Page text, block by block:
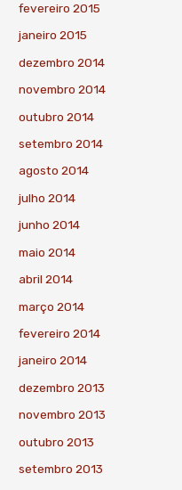
fevereiro 2015
janeiro 2015
dezembro 2014
novembro 2014
outubro 2014
setembro 2014
agosto 2014
julho 2014
junho 2014
maio 2014
abril 2014
março 2014
fevereiro 2014
janeiro 2014
dezembro 2013
novembro 2013
outubro 2013
setembro 2013